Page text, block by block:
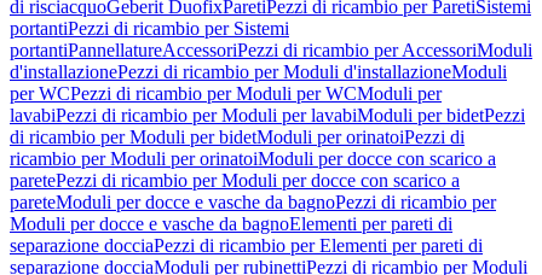
di risciacquoGeberit DuofixParetiPezzi di ricambio per ParetiSistemi
portantiPezzi di ricambio per Sistemi
portantiPannellatureAccessoriPezzi di ricambio per AccessoriModuli
d'installazionePezzi di ricambio per Moduli d'installazioneModuli
per WCPezzi di ricambio per Moduli per WCModuli per
lavabiPezzi di ricambio per Moduli per lavabiModuli per bidetPezzi
di ricambio per Moduli per bidetModuli per orinatoiPezzi di
ricambio per Moduli per orinatoiModuli per docce con scarico a
paretePezzi di ricambio per Moduli per docce con scarico a
pareteModuli per docce e vasche da bagnoPezzi di ricambio per
Moduli per docce e vasche da bagnoElementi per pareti di
separazione docciaPezzi di ricambio per Elementi per pareti di
separazione docciaModuli per rubinettiPezzi di ricambio per Moduli